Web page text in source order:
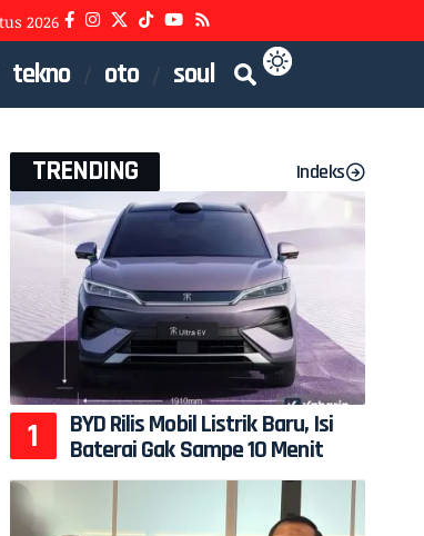
2026
tekno oto soul
TRENDING Indeks
BYD Rilis Mobil Listrik Baru, Isi
Baterai Gak Sampe 10 Menit